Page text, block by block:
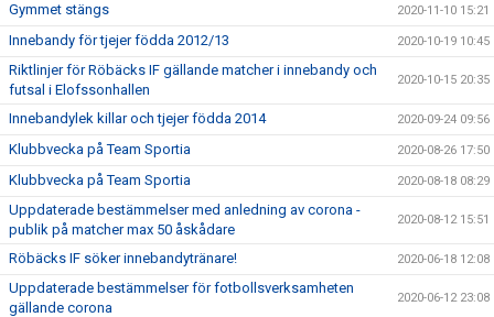
Gymmet stängs 2020-11-10 15:21
Innebandy för tjejer födda 2012/13 2020-10-19 10:45
Riktlinjer för Röbäcks IF gällande matcher i innebandy och
futsal i Elofssonhallen
2020-10-15 20:35
Innebandylek killar och tjejer födda 2014 2020-09-24 09:56
Klubbvecka på Team Sportia 2020-08-26 17:50
Klubbvecka på Team Sportia 2020-08-18 08:29
Uppdaterade bestämmelser med anledning av corona -
publik på matcher max 50 åskådare
2020-08-12 15:51
Röbäcks IF söker innebandytränare! 2020-06-18 12:08
Uppdaterade bestämmelser för fotbollsverksamheten
gällande corona
2020-06-12 23:08